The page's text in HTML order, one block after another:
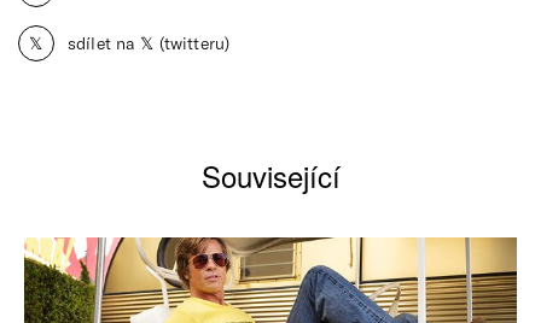
𝕏 sdílet na 𝕏 (twitteru)
Související